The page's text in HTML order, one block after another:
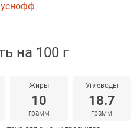
на 100 г
Жиры
10
грамм
Углеводы
18.7
грамм